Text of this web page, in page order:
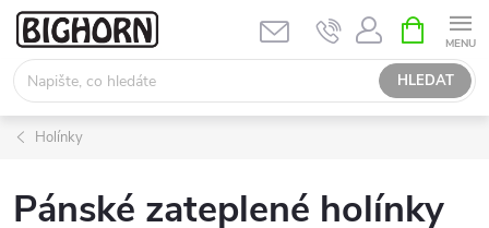
Přejít
obsah
HLEDAT
NÁKUPNÍ
KOŠÍK
Holínky
Pánské zateplené holínky